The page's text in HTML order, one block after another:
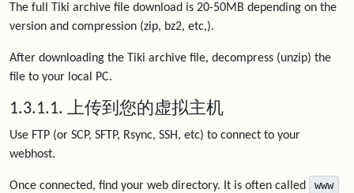
The full Tiki archive file download is 20-50MB depending on the
version and compression (zip, bz2, etc,).
After downloading the Tiki archive file, decompress (unzip) the
file to your local PC.
1.3.1.1. 上传到您的虚拟主机
Use FTP (or SCP, SFTP, Rsync, SSH, etc) to connect to your
webhost.
Once connected, find your web directory. It is often called
www